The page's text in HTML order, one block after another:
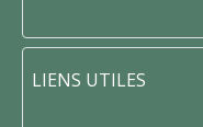
LIENS UTILES